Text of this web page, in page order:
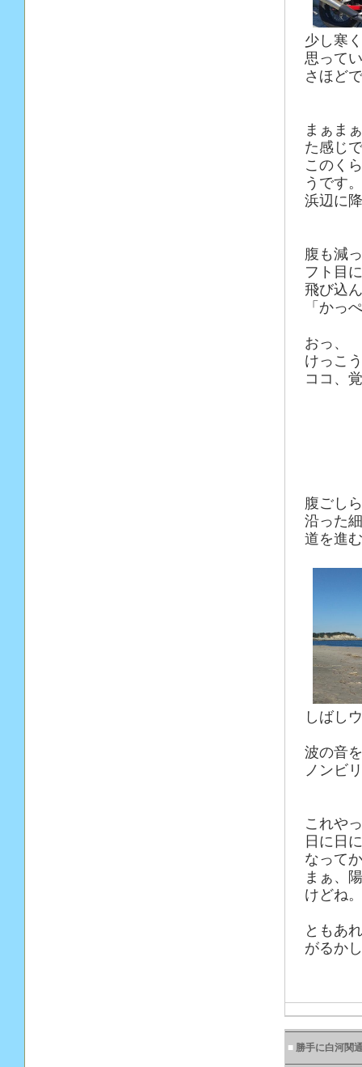
少し寒
思って
さほど
まぁま
た感じ
このく
うです
浜辺に
腹も減
フト目
飛び込
「かっ
おっ、
けっこ
ココ、
腹ごし
沿った
道を進
しばし
波の音
ノンビ
これや
日に日
なって
まぁ、
けどね
ともあ
がるか
■ 勝手に白河関